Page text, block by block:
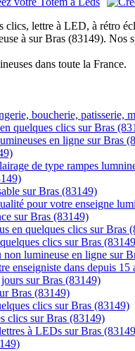
clics, lettre à LED, à rétro
à sur Bras (83149). Nos
dans toute la France.
boucherie, patisserie,
quelques clics sur Bras
en ligne sur Bras
de type rampes
sur Bras (83149)
pour votre enseigne
sur Bras (83149)
en quelques clics sur Bras
clics sur Bras
lumineuse en ligne sur
enseigniste dans depuis 15
sur Bras (83149)
Bras (83149)
clics sur Bras (83149)
clics sur Bras (83149)
à LEDs sur Bras